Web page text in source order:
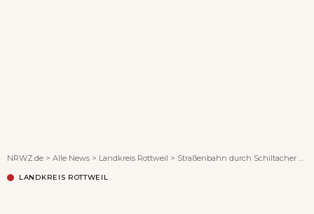
NRWZ.de > Alle News > Landkreis Rottweil > Straßenbahn durch Schiltacher Schlossbergtunnel
LANDKREIS ROTTWEIL